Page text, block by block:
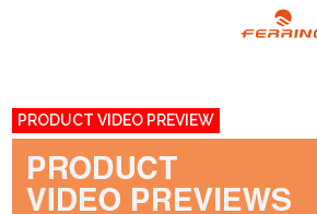
PRODUCT VIDEO PREVIEW